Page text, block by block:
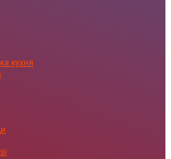
кухня